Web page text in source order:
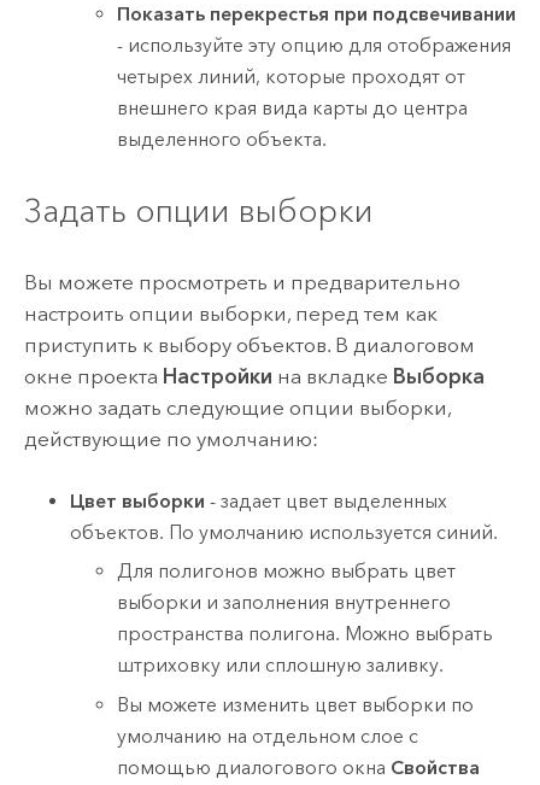
Показать перекрестья при подсвечивании
- используйте эту опцию для отображения
четырех линий, которые проходят от
внешнего края вида карты до центра
выделенного объекта.
Задать опции выборки
Вы можете просмотреть и предварительно
настроить опции выборки, перед тем как
приступить к выбору объектов. В диалоговом
окне проекта Настройки на вкладке Выборка
можно задать следующие опции выборки,
действующие по умолчанию:
Цвет выборки - задает цвет выделенных
объектов. По умолчанию используется синий.
Для полигонов можно выбрать цвет
выборки и заполнения внутреннего
пространства полигона. Можно выбрать
штриховку или сплошную заливку.
Вы можете изменить цвет выборки по
умолчанию на отдельном слое с
помощью диалогового окна Свойства